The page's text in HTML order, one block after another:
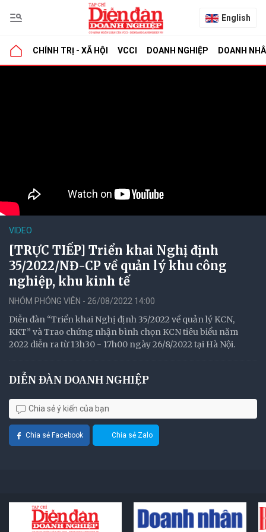
English
CHÍNH TRỊ - XÃ HỘI VCCI DOANH NGHIỆP DOANH
VIDEO
[TRỰC TIẾP] Triển khai Nghị định
35/2022/NĐ-CP về quản lý khu công
nghiệp, khu kinh tế
NHÓM PHÓNG VIÊN - 26/08/2022 14:00
Diễn đàn “Triển khai Nghị định 35/2022 về quản lý KCN,
KKT” và Trao chứng nhận bình chọn KCN tiêu biểu năm
2022 diễn ra từ 13h30 - 17h00 ngày 26/8/2022 tại Hà Nội.
DIỄN ĐÀN DOANH NGHIỆP
Chia sẻ ý kiến của bạn
Chia sẻ Facebook Chia sẻ Zalo